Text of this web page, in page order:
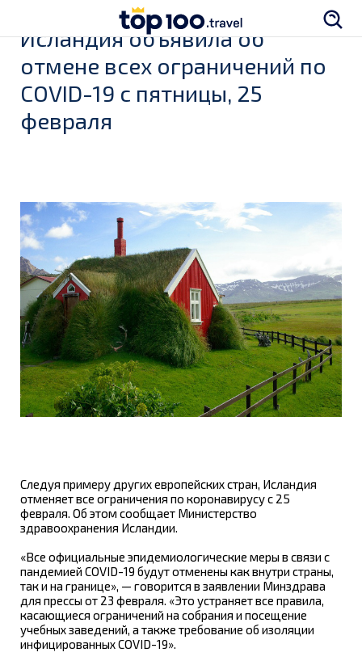
Исландия объявила об
отмене всех ограничений по
COVID-19 с пятницы, 25
февраля
Следуя примеру других европейских стран, Исландия
отменяет все ограничения по коронавирусу с 25
февраля. Об этом сообщает Министерство
здравоохранения Исландии.
«Все официальные эпидемиологические меры в связи с
пандемией COVID-19 будут отменены как внутри страны,
так и на границе», — говорится в заявлении Минздрава
для прессы от 23 февраля. «Это устраняет все правила,
касающиеся ограничений на собрания и посещение
учебных заведений, а также требование об изоляции
инфицированных COVID-19».